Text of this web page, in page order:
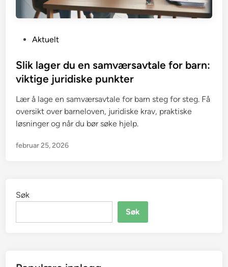
s
t
d
i
n
Aktuelt
Slik lager du en samværsavtale for barn:
viktige juridiske punkter
Lær å lage en samværsavtale for barn steg for steg. Få
oversikt over barneloven, juridiske krav, praktiske
løsninger og når du bør søke hjelp.
februar 25, 2026
Søk
Søk